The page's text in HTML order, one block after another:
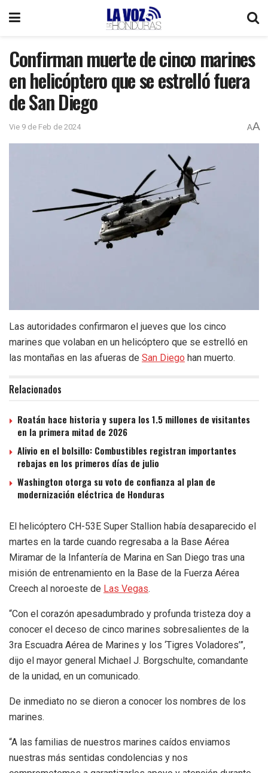
Confirman muerte de cinco marines
en helicóptero que se estrelló fuera
de San Diego
Vie 9 de Feb de 2024 AA
Las autoridades confirmaron el jueves que los cinco
marines que volaban en un helicóptero que se estrelló en
las montañas en las afueras de San Diego han muerto.
Relacionados
Roatán hace historia y supera los 1.5 millones de visitantes
en la primera mitad de 2026
Alivio en el bolsillo: Combustibles registran importantes
rebajas en los primeros días de julio
Washington otorga su voto de confianza al plan de
modernización eléctrica de Honduras
El helicóptero CH-53E Super Stallion había desaparecido el
martes en la tarde cuando regresaba a la Base Aérea
Miramar de la Infantería de Marina en San Diego tras una
misión de entrenamiento en la Base de la Fuerza Aérea
Creech al noroeste de Las Vegas.
“Con el corazón apesadumbrado y profunda tristeza doy a
conocer el deceso de cinco marines sobresalientes de la
3ra Escuadra Aérea de Marines y los ‘Tigres Voladores’”,
dijo el mayor general Michael J. Borgschulte, comandante
de la unidad, en un comunicado.
De inmediato no se dieron a conocer los nombres de los
marines.
“A las familias de nuestros marines caídos enviamos
nuestras más sentidas condolencias y nos